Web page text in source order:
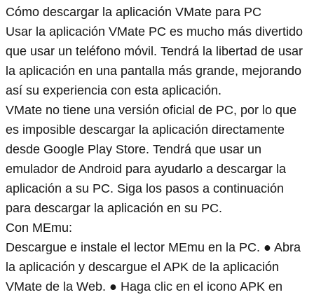
Cómo descargar la aplicación VMate para PC
Usar la aplicación VMate PC es mucho más divertido
que usar un teléfono móvil. Tendrá la libertad de usar
la aplicación en una pantalla más grande, mejorando
así su experiencia con esta aplicación.
VMate no tiene una versión oficial de PC, por lo que
es imposible descargar la aplicación directamente
desde Google Play Store. Tendrá que usar un
emulador de Android para ayudarlo a descargar la
aplicación a su PC. Siga los pasos a continuación
para descargar la aplicación en su PC.
Con MEmu:
Descargue e instale el lector MEmu en la PC. ● Abra
la aplicación y descargue el APK de la aplicación
VMate de la Web. ● Haga clic en el icono APK en